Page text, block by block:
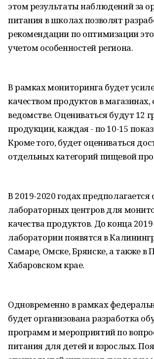
этом результаты наблюдений за
питания в школах позволят
рекомендации по оптимизации
учетом особенностей региона.
В рамках мониторинга будет
качеством продуктов в
ведомстве. Оцениваться будут 12
продукции, каждая - по 10-15
Кроме того, будет оцениваться
отдельных категорий пищевой
В 2019-2020 годах предполагается
лабораторных центров для
качества продуктов. До конца 2019
лаборатории появятся в
Самаре, Омске, Брянске, а также в
Хабаровском крае.
Одновременно в рамках
будет организована разработка
программ и мероприятий по
питания для детей и взрослых.